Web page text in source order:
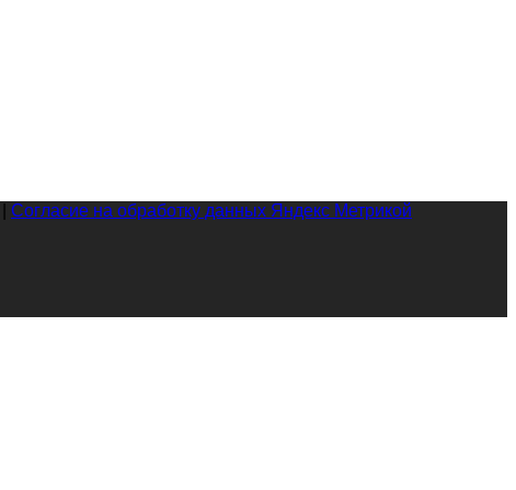
Согласие на обработку данных Яндекс Метрикой